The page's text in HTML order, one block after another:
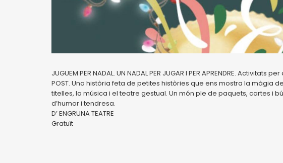
JUGUEM PER NADAL. UN NADAL PER JUGAR I PER APRENDRE. Activitats
POST. Una història feta de petites històries que ens mostra la màgia
titelles, la música i el teatre gestual. Un món ple de paquets, cartes i
d’humor i tendresa.
D’ ENGRUNA TEATRE
Gratuït